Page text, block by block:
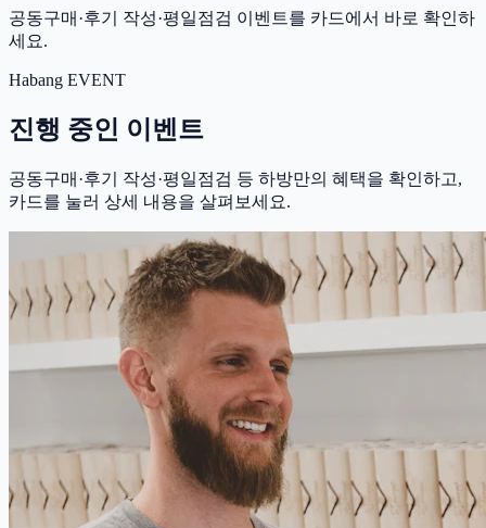
공동구매·후기 작성·평일점검 이벤트를 카드에서 바로 확인하
세요.
Habang EVENT
진행 중인 이벤트
공동구매·후기 작성·평일점검 등 하방만의 혜택을 확인하고,
카드를 눌러 상세 내용을 살펴보세요.